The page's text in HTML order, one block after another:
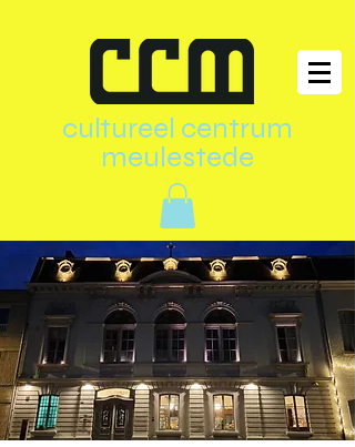
cultureel centrum
meulestede